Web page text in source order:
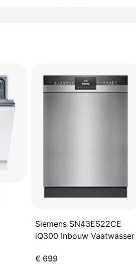
Siemens SN43ES22CE
iQ300 Inbouw Vaatwasser
€ 699